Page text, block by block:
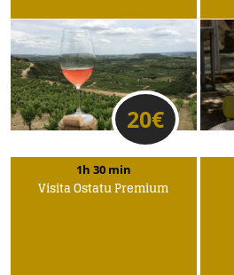
20€
1h 30 min
Visita Ostatu Premium